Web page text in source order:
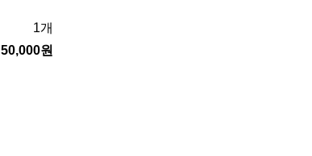
1개
50,000원